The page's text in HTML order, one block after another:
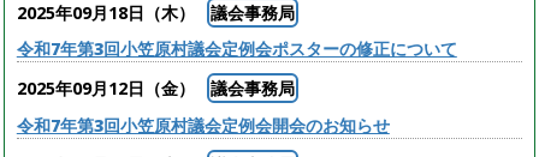
2025年09月18日（木）
議会事務局
令和7年第3回小笠原村議会定例会ポスターの修正について
2025年09月12日（金）
議会事務局
令和7年第3回小笠原村議会定例会開会のお知らせ